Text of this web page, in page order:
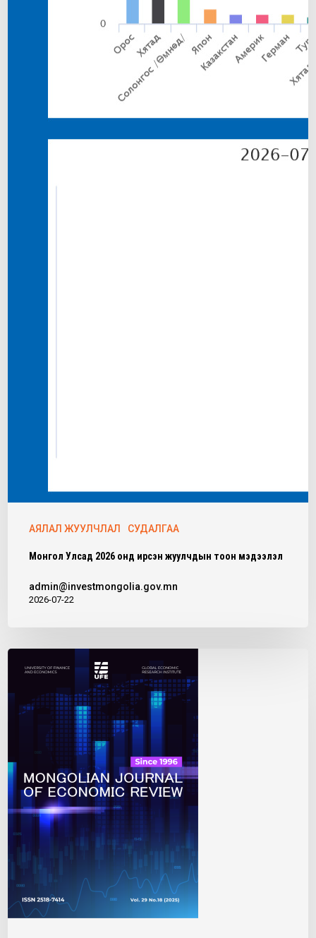
АЯЛАЛ ЖУУЛЧЛАЛ СУДАЛГАА
Монгол Улсад 2026 онд ирсэн жуулчдын тоон мэдээлэл
admin@investmongolia.gov.mn
2026-07-22